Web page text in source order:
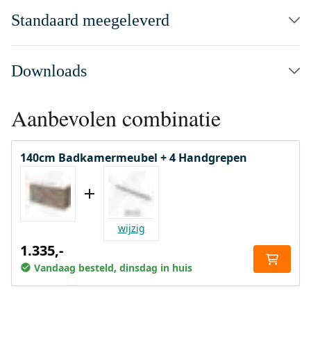
Standaard meegeleverd
Downloads
Aanbevolen combinatie
140cm Badkamermeubel + 4 Handgrepen
wijzig
1.335,-
Vandaag besteld, dinsdag in huis